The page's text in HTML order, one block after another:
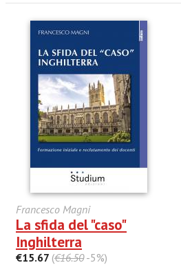
Francesco Magni
La sfida del "caso"
Inghilterra
€15.67 (€16.50-5%)